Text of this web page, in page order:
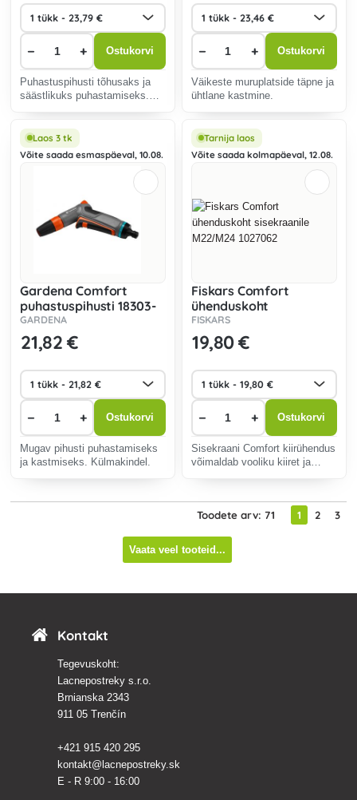
− + Ostukorvi
Puhastuspihusti tõhusaks ja
säästlikuks puhastamiseks.
− + Ostukorvi
Väikeste muruplatside täpne ja
ühtlane kastmine.
Laos 3 tk
Võite saada esmaspäeval, 10.08.
Gardena Comfort
puhastuspihusti 18303-
20
GARDENA
21,82 €
− + Ostukorvi
Mugav pihusti puhastamiseks
ja kastmiseks. Külmakindel.
Tarnija laos
Võite saada kolmapäeval, 12.08.
Fiskars Comfort
ühenduskoht
sisekraanile M22/M24
1027062
FISKARS
19,80 €
− + Ostukorvi
Sisekraani Comfort kiirühendus
võimaldab vooliku kiiret ja
Toodete arv: 71 1 2 3
Vaata veel tooteid...
Kontakt
Tegevuskoht:
Lacnepostreky s.r.o.
Brnianska 2343
911 05 Trenčín
+421 915 420 295
kontakt@lacnepostreky.sk
E - R 9:00 - 16:00